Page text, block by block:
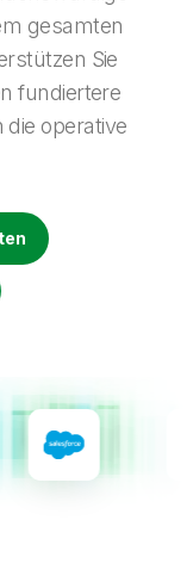
gesamten
Sie
fundiertere
operative